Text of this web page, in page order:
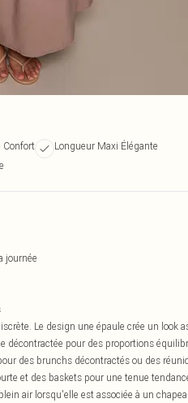
Confort
Longueur Maxi Élégante
journée
Le design une épaule crée un look
pour des proportions
des brunchs décontractés ou des
et des baskets pour une tenue
air lorsqu'elle est associée à un